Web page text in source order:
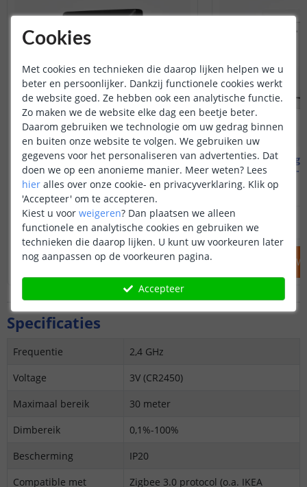
Ecodim - Zigbee schakelaar
4 groepen - Zwarte kleur
(3 reviews)
OP VOORRAAD 44,95
IN WINKELWAGEN
Ecodim -
1 groep -
IN
Specificaties
Frequentie
2,4 GHz
Voltage
3V (CR2450)
Maximaal bereik
30 meter
Dimbereik
0,1%-100%
Bescherming
IP20
Compatible met
Zigbee 3.0 protocol (o.a. IKEA
Cookies
Met cookies en technieken die daarop lijken helpen we u
beter en persoonlijker. Dankzij functionele cookies werkt
de website goed. Ze hebben ook een analytische functie.
Zo maken we de website elke dag een beetje beter.
Daarom gebruiken we technologie om uw gedrag binnen
en buiten onze website te volgen. We gebruiken uw
gegevens voor het personaliseren van advertenties. Dat
doen we op een anonieme manier. Meer weten? Lees
hier alles over onze cookie- en privacyverklaring. Klik op
'Accepteer' om te accepteren.
Kiest u voor weigeren? Dan plaatsen we alleen
functionele en analytische cookies en gebruiken we
technieken die daarop lijken. U kunt uw voorkeuren later
nog aanpassen op de voorkeuren pagina.
Accepteer